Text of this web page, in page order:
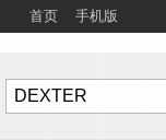
首页 手机版